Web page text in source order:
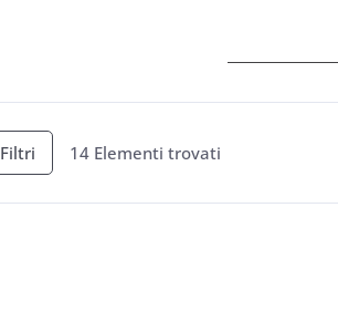
Filtri 14 Elementi trovati